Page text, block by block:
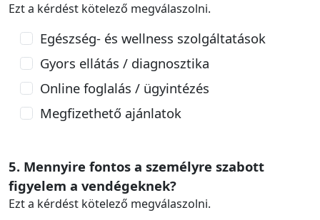
Ezt a kérdést kötelező megválaszolni.
Egészség- és wellness szolgáltatások
Gyors ellátás / diagnosztika
Online foglalás / ügyintézés
Megfizethető ajánlatok
5. Mennyire fontos a személyre szabott
figyelem a vendégeknek?
Ezt a kérdést kötelező megválaszolni.